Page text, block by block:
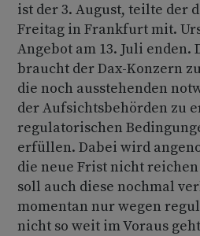
ist der 3. August, teilte der
Freitag in Frankfurt mit.
Angebot am 13. Juli enden.
braucht der Dax-Konzern
die noch ausstehenden
der Aufsichtsbehörden zu
regulatorischen
erfüllen. Dabei wird
die neue Frist nicht
soll auch diese nochmal
momentan nur wegen
nicht so weit im Voraus